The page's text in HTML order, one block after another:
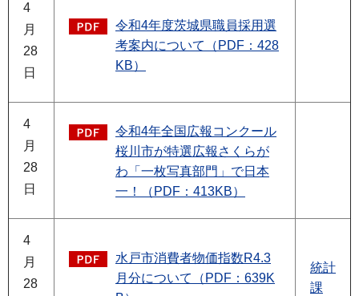
4
月
28
日
令和4年度茨城県職員採用選
考案内について（PDF：428
KB）
4
月
28
日
令和4年全国広報コンクール
桜川市が特選広報さくらが
わ「一枚写真部門」で日本
一！（PDF：413KB）
4
月
28
水戸市消費者物価指数R4.3
月分について（PDF：639K
統計
課